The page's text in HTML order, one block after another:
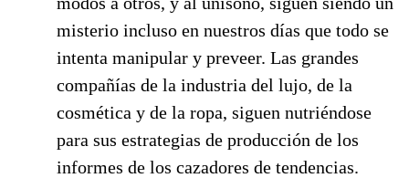
misterio incluso en nuestros días que todo se
intenta manipular y preveer. Las grandes
compañías de la industria del lujo, de la
cosmética y de la ropa, siguen nutriéndose
para sus estrategias de producción de los
informes de los cazadores de tendencias.